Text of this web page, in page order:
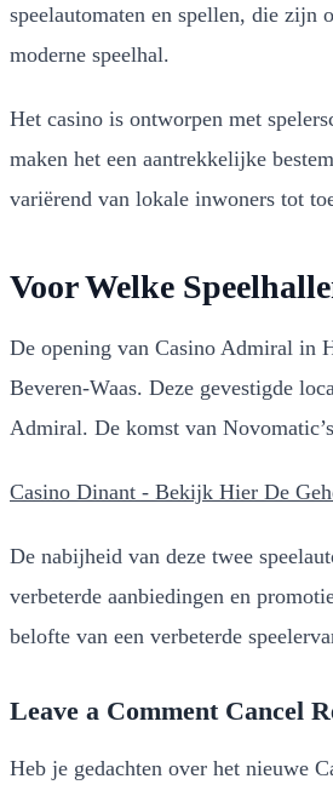
speelautomaten en spellen, die zijn
moderne speelhal.
Het casino is ontworpen met
maken het een aantrekkelijke
variërend van lokale inwoners tot
Voor Welke
De opening van Casino Admiral in
Beveren-Waas. Deze gevestigde
Admiral. De komst van
Casino Dinant - Bekijk Hier De
De nabijheid van deze twee
verbeterde aanbiedingen en
belofte van een verbeterde
Leave a Comment Cancel
Heb je gedachten over het nieuwe